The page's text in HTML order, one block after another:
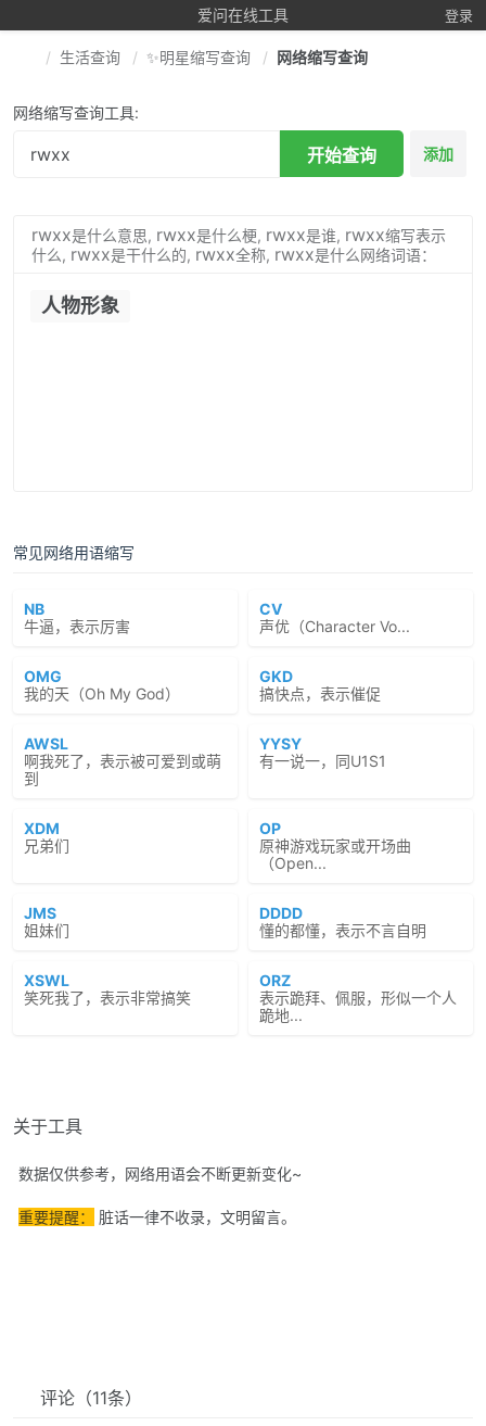
爱问在线工具 登录
生活查询 ✨明星缩写查询 网络缩写查询
网络缩写查询工具:
开始查询 添加
rwxx是什么意思, rwxx是什么梗, rwxx是谁, rwxx缩写表示
什么, rwxx是干什么的, rwxx全称, rwxx是什么网络词语：
人物形象
常见网络用语缩写
NB
牛逼，表示厉害
CV
声优（Character Vo...
OMG
我的天（Oh My God）
GKD
搞快点，表示催促
AWSL
啊我死了，表示被可爱到或萌
到
YYSY
有一说一，同U1S1
XDM
兄弟们
OP
原神游戏玩家或开场曲
（Open...
JMS
姐妹们
DDDD
懂的都懂，表示不言自明
XSWL
笑死我了，表示非常搞笑
ORZ
表示跪拜、佩服，形似一个人
跪地...
关于工具
数据仅供参考，网络用语会不断更新变化~
重要提醒： 脏话一律不收录，文明留言。
评论 （11条）